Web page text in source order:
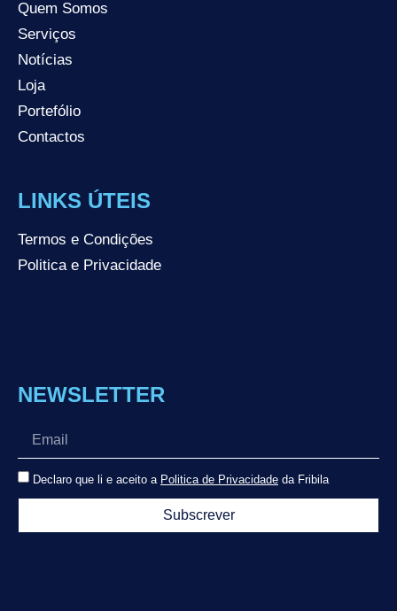
Quem Somos
Serviços
Notícias
Loja
Portefólio
Contactos
LINKS ÚTEIS
Termos e Condições
Politica e Privacidade
NEWSLETTER
Declaro que li e aceito a Politica de Privacidade da Fribila
Subscrever